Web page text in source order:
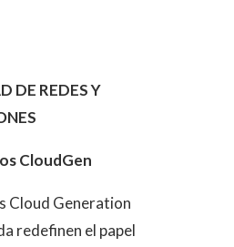
DE REDES Y
CloudGen
Cloud Generation
redefinen el papel